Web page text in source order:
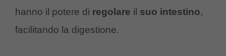
hanno il potere di regolare il suo intestino,
facilitando la digestione.